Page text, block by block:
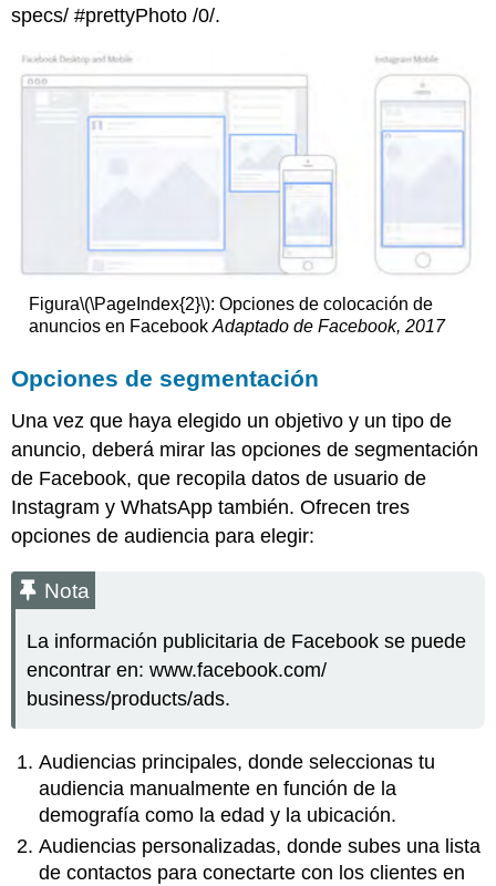
specs/ #prettyPhoto /0/.
Figura\(\PageIndex{2}\): Opciones de colocación de
anuncios en Facebook Adaptado de Facebook, 2017
Opciones de segmentación
Una vez que haya elegido un objetivo y un tipo de
anuncio, deberá mirar las opciones de segmentación
de Facebook, que recopila datos de usuario de
Instagram y WhatsApp también. Ofrecen tres
opciones de audiencia para elegir:
Nota
La información publicitaria de Facebook se puede
encontrar en: www.facebook.com/
business/products/ads.
Audiencias principales, donde seleccionas tu
audiencia manualmente en función de la
demografía como la edad y la ubicación.
Audiencias personalizadas, donde subes una lista
de contactos para conectarte con los clientes en